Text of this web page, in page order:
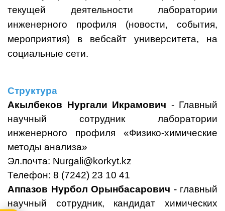
текущей деятельности лаборатории
инженерного профиля (новости, события,
мероприятия) в вебсайт университета, на
социальные сети.
Структура
Акылбеков Нургали Икрамович - Главный
научный сотрудник лаборатории
инженерного профиля «Физико-химические
методы анализа»
Эл.почта: Nurgali@korkyt.kz
Телефон: 8 (7242) 23 10 41
Аппазов Нурбол Орынбасарович - главный
научный сотрудник, кандидат химических